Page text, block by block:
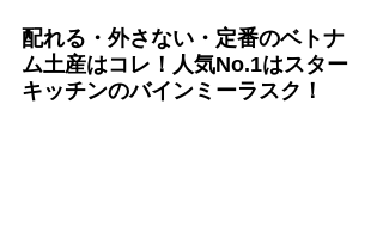
配れる・外さない・定番のベトナ
ム土産はコレ！人気No.1はスター
キッチンのバインミーラスク！